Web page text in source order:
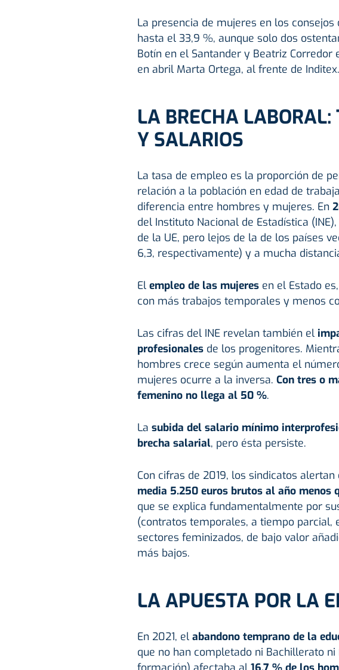
La presencia de mujeres en los
hasta el 33,9 %, aunque solo dos
Botín en el Santander y Beatriz Corredor
en abril Marta Ortega, al frente de Inditex.
LA BRECHA
Y SALARIOS
La tasa de empleo es la proporción de
relación a la población en edad de
diferencia entre hombres y mujeres. En
del Instituto Nacional de Estadística (INE),
de la UE, pero lejos de la de los países
6,3, respectivamente) y a mucha
El empleo de las mujeresen el Estado
con más trabajos temporales y menos
Las cifras del INE revelan también el
profesionalesde los progenitores.
hombres crece según aumenta el
mujeres ocurre a la inversa. Con tres o
femenino no llega al 50 %.
La subida del salario mínimo
brecha salarial, pero ésta persiste.
Con cifras de 2019, los sindicatos alertan
media 5.250 euros brutos al año menos
que se explica fundamentalmente por
(contratos temporales, a tiempo parcial,
sectores feminizados, de bajo valor
más bajos.
LA APUESTA POR LA
En 2021, el abandono temprano de la
que no han completado ni Bachillerato ni